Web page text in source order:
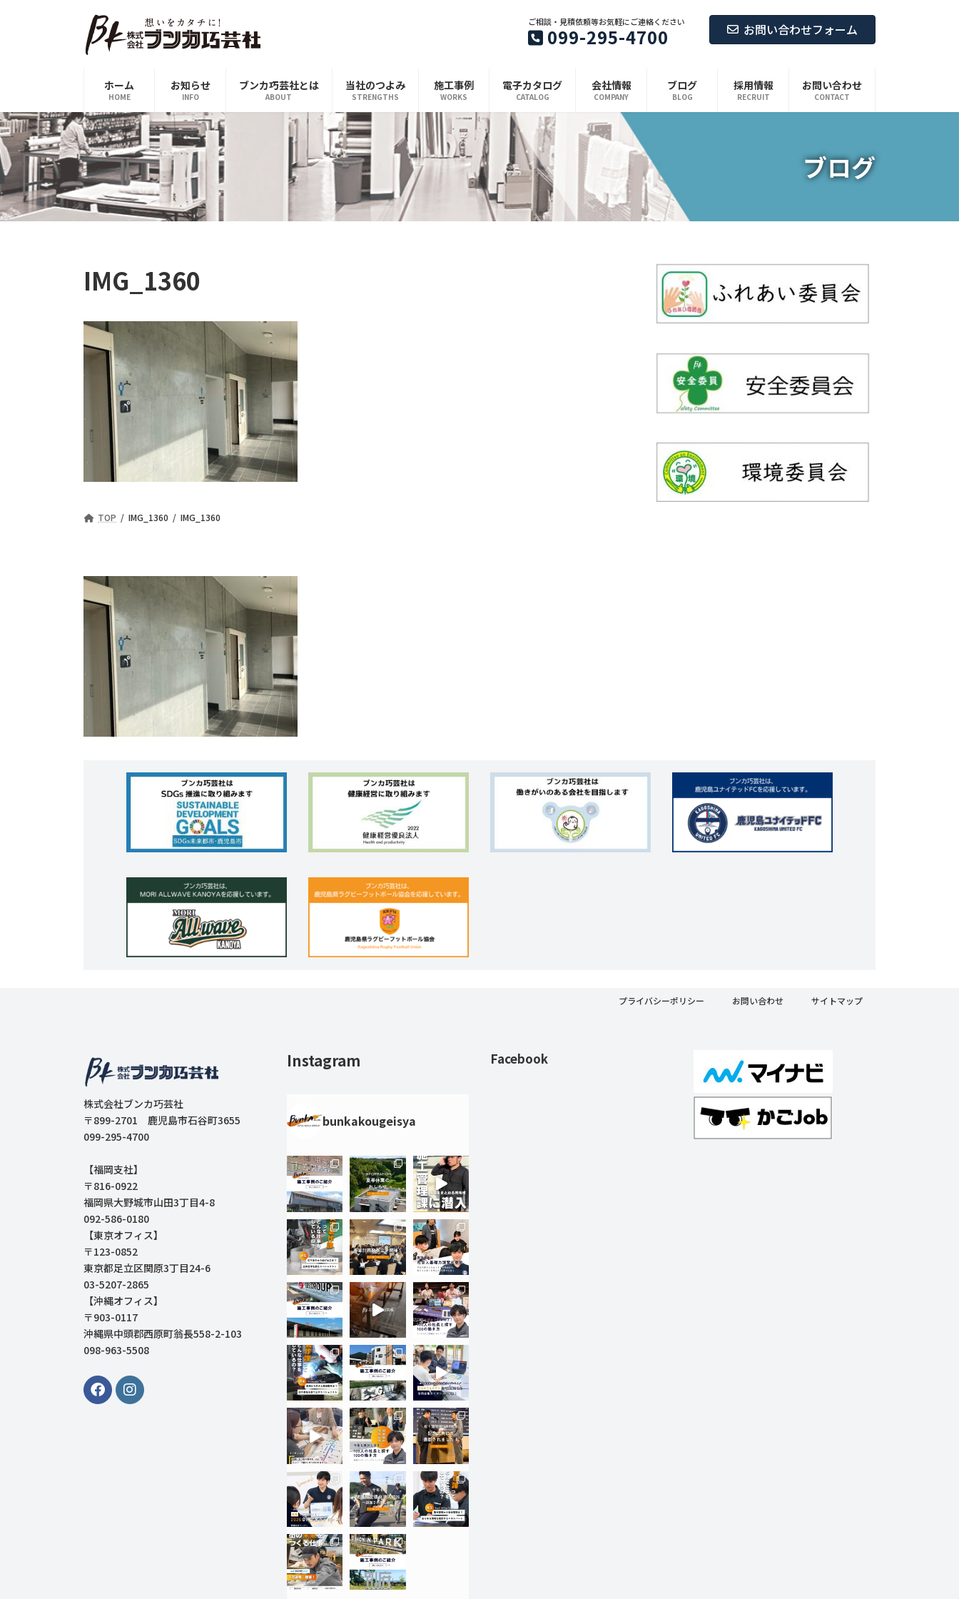
ス
キ
ッ
プ
ン
に
移
動
ご相談・見積依頼等お気軽にご連絡ください
099-295-4700 お問い合わせフォーム
ホーム
HOME
お知らせ
INFO
ブンカ巧芸社とは
ABOUT
当社のつよみ
STRENGTHS
施工事例
WORKS
電子カタログ
CATALOG
会社情報
COMPANY
ブログ
BLOG
採用情報
RECRUIT
お問い合わせ
CONTACT
ブログ
IMG_1360
TOP IMG_1360 IMG_1360
プライバシーポリシー お問い合わせ サイトマップ
株式会社ブンカ巧芸社
〒899-2701 鹿児島市石谷町3655
099-295-4700
【福岡支社】
〒816-0922
福岡県大野城市山田3丁目4-8
092-586-0180
【東京オフィス】
〒123-0852
東京都足立区関原3丁目24-6
03-5207-2865
【沖縄オフィス】
〒903-0117
沖縄県中頭郡西原町翁長558-2-103
098-963-5508
Instagram
bunkakougeisya
Facebook